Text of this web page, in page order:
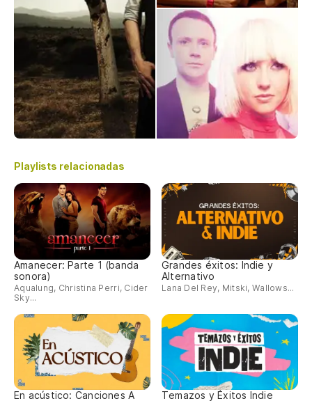
Playlists relacionadas
Amanecer: Parte 1 (banda
sonora)
Aqualung, Christina Perri, Cider
Sky...
Grandes éxitos: Indie y
Alternativo
Lana Del Rey, Mitski, Wallows...
En acústico: Canciones A
Temazos y Éxitos Indie